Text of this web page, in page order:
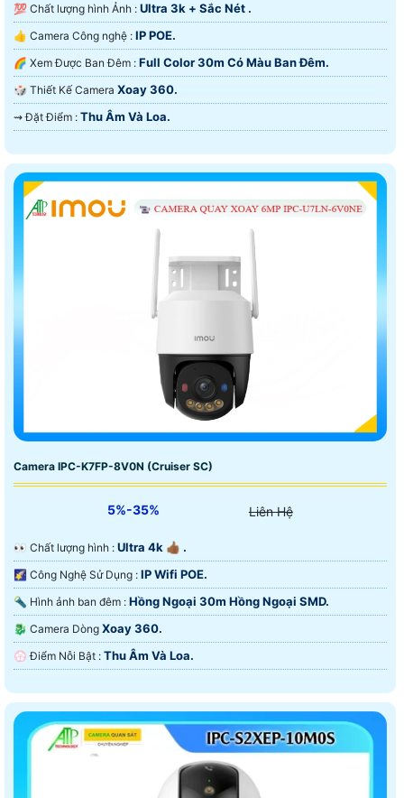
💯 Chất lượng hình Ảnh : Ultra 3k + Sắc Nét .
👍 Camera Công nghệ : IP POE.
🌈 Xem Được Ban Đêm : Full Color 30m Có Màu Ban Ðêm.
🎲 Thiết Kế Camera Xoay 360.
️⇝ Đặt Điểm : Thu Âm Và Loa.
Camera IPC-K7FP-8V0N (Cruiser SC)
5%-35% Liên Hệ
️👀 Chất lượng hình : Ultra 4k 👍🏾 .
🌠 Công Nghệ Sử Dụng : IP Wifi POE.
🔦 Hình ảnh ban đêm : Hồng Ngoại 30m Hồng Ngoại SMD.
🐉️ Camera Dòng Xoay 360.
️💮 Điểm Nỗi Bật : Thu Âm Và Loa.